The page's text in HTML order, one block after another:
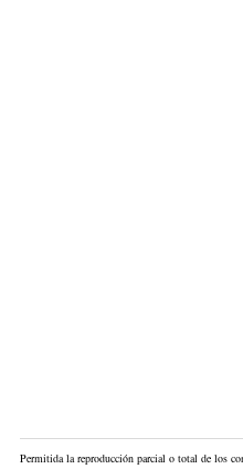
Permitida la reproducción parcial o total de los